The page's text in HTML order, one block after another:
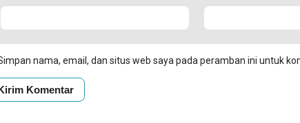
nama, email, dan situs web saya pada peramban ini untuk